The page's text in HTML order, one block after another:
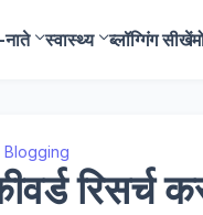
नाते स्वास्थ्य ब्लॉग्गिंग सीखें
Blogging
रिसर्च